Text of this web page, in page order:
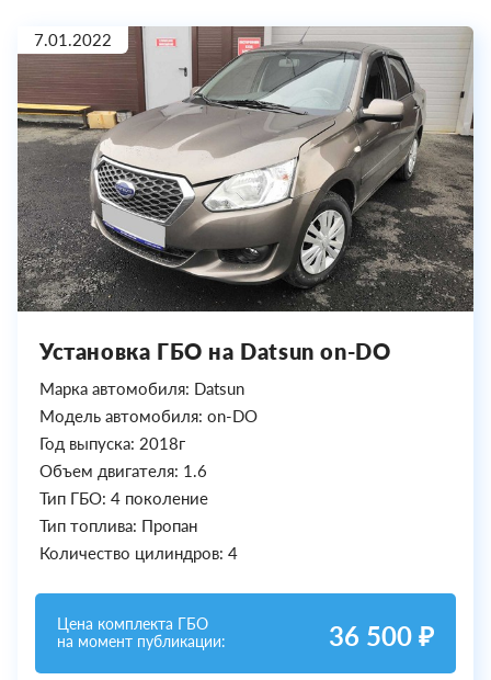
7.01.2022
Установка ГБО на Datsun on-DO
Марка автомобиля: Datsun
Модель автомобиля: on-DO
Год выпуска: 2018г
Объем двигателя: 1.6
Тип ГБО: 4 поколение
Тип топлива: Пропан
Количество цилиндров: 4
Цена комплекта ГБО
на момент публикации:
36 500 ₽